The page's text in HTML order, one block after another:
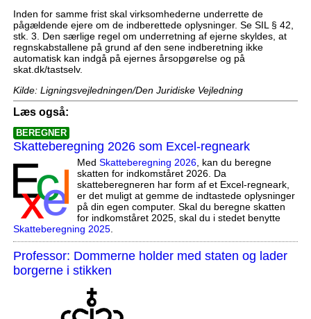
Inden for samme frist skal virksomhederne underrette de
pågældende ejere om de indberettede oplysninger. Se SIL § 42,
stk. 3. Den særlige regel om underretning af ejerne skyldes, at
regnskabstallene på grund af den sene indberetning ikke
automatisk kan indgå på ejernes årsopgørelse og på
skat.dk/tastselv.
Kilde: Ligningsvejledningen/Den Juridiske Vejledning
Læs også:
BEREGNER
Skatteberegning 2026 som Excel-regneark
Med Skatteberegning 2026, kan du beregne
skatten for indkomståret 2026. Da
skatteberegneren har form af et Excel-regneark,
er det muligt at gemme de indtastede oplysninger
på din egen computer. Skal du beregne skatten
for indkomståret 2025, skal du i stedet benytte
Skatteberegning 2025.
Professor: Dommerne holder med staten og lader
borgerne i stikken